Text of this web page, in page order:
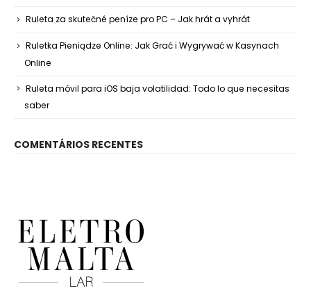
Ruleta za skutečné peníze pro PC – Jak hrát a vyhrát
Ruletka Pieniądze Online: Jak Grać i Wygrywać w Kasynach
Online
Ruleta móvil para iOS baja volatilidad: Todo lo que necesitas
saber
COMENTÁRIOS RECENTES